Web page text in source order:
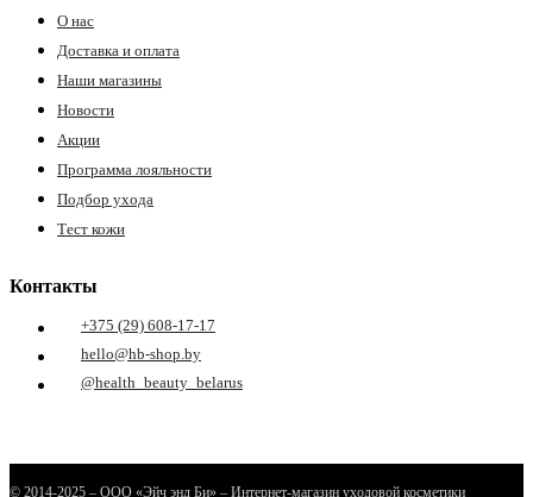
О нас
Доставка и оплата
Наши магазины
Новости
Акции
Программа лояльности
Подбор ухода
Тест кожи
Контакты
+375 (29) 608-17-17
hello@hb-shop.by
@health_beauty_belarus
© 2014-2025 – ООО «Эйч энд Би» – Интернет-магазин уходовой косметики